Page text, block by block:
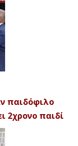
παιδόφιλο
2χρονο παιδί